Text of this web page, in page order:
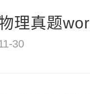
理真题
30